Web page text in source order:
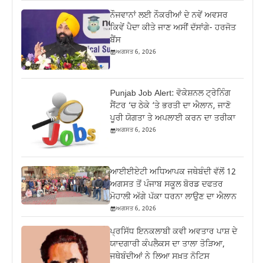
ਨੌਜਵਾਨਾਂ ਲਈ ਨੌਕਰੀਆਂ ਦੇ ਨਵੇਂ ਅਵਸਰ
ਕਿਵੇਂ ਪੈਦਾ ਕੀਤੇ ਜਾਣ ਅਸੀਂ ਦੱਸਾਂਗੇ- ਹਰਜੋਤ
ਬੈਂਸ
ਅਗਸਤ 6, 2026
Punjab Job Alert: ਵੋਕੇਸ਼ਨਲ ਟ੍ਰੇਨਿੰਗ
ਸੈਂਟਰ ‘ਚ ਠੇਕੇ ‘ਤੇ ਭਰਤੀ ਦਾ ਐਲਾਨ, ਜਾਣੋ
ਪੂਰੀ ਯੋਗਤਾ ਤੇ ਅਪਲਾਈ ਕਰਨ ਦਾ ਤਰੀਕਾ
ਅਗਸਤ 6, 2026
ਆਈਈਏਟੀ ਅਧਿਆਪਕ ਜਥੇਬੰਦੀ ਵੱਲੋਂ 12
ਅਗਸਤ ਤੋਂ ਪੰਜਾਬ ਸਕੂਲ ਬੋਰਡ ਦਫਤਰ
ਮੋਹਾਲੀ ਅੱਗੇ ਪੱਕਾ ਧਰਨਾ ਲਾਉਣ ਦਾ ਐਲਾਨ
ਅਗਸਤ 6, 2026
ਪ੍ਰਸਿੱਧ ਇਨਕਲਾਬੀ ਕਵੀ ਅਵਤਾਰ ਪਾਸ਼ ਦੇ
ਯਾਦਗਾਰੀ ਕੰਪਲੈਕਸ ਦਾ ਤਾਲਾ ਤੋੜਿਆ,
ਜਥੇਬੰਦੀਆਂ ਨੇ ਲਿਆ ਸਖ਼ਤ ਨੋਟਿਸ